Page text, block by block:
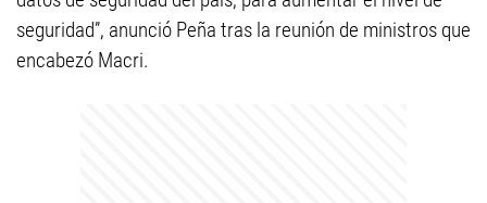
seguridad”, anunció Peña tras la reunión de ministros que
encabezó Macri.